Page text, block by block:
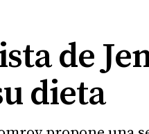
de
dieta